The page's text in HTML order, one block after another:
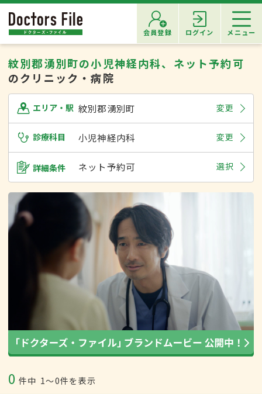
会員登録 ログイン メニュー
紋別郡湧別町の小児神経内科、ネット予約可
のクリニック・病院
エリア・駅 紋別郡湧別町 変更
診療科目 小児神経内科 変更
詳細条件 ネット予約可 選択
0 件中 1〜0件を表示